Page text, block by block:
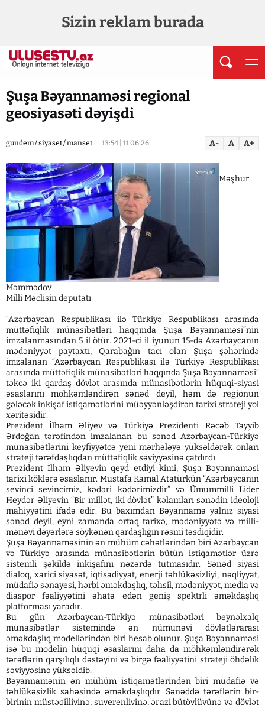
Sizin reklam burada
Şuşa Bəyannaməsi regional
geosiyasəti dəyişdi
gundem / siyaset / manset 13:54 | 11.06.26 A- A A+
Məşhur
Məmmədov
Milli Məclisin deputatı
“Azərbaycan Respublikası ilə Türkiyə Respublikası arasında
müttəfiqlik münasibətləri haqqında Şuşa Bəyannaməsi”nin
imzalanmasından 5 il ötür. 2021-ci il iyunun 15-də Azərbaycanın
mədəniyyət paytaxtı, Qarabağın tacı olan Şuşa şəhərində
imzalanan “Azərbaycan Respublikası ilə Türkiyə Respublikası
arasında müttəfiqlik münasibətləri haqqında Şuşa Bəyannaməsi”
təkcə iki qardaş dövlət arasında münasibətlərin hüquqi-siyasi
əsaslarını möhkəmləndirən sənəd deyil, həm də regionun
gələcək inkişaf istiqamətlərini müəyyənləşdirən tarixi strateji yol
xəritəsidir.
Prezident İlham Əliyev və Türkiyə Prezidenti Rəcəb Tayyib
Ərdoğan tərəfindən imzalanan bu sənəd Azərbaycan-Türkiyə
münasibətlərini keyfiyyətcə yeni mərhələyə yüksəldərək onları
strateji tərəfdaşlıqdan müttəfiqlik səviyyəsinə çatdırdı.
Prezident İlham Əliyevin qeyd etdiyi kimi, Şuşa Bəyannaməsi
tarixi köklərə əsaslanır. Mustafa Kamal Atatürkün “Azərbaycanın
sevinci sevincimiz, kədəri kədərimizdir” və Ümummilli Lider
Heydər Əliyevin “Bir millət, iki dövlət” kəlamları sənədin ideoloji
mahiyyətini ifadə edir. Bu baxımdan Bəyannamə yalnız siyasi
sənəd deyil, eyni zamanda ortaq tarixə, mədəniyyətə və milli-
mənəvi dəyərlərə söykənən qardaşlığın rəsmi təsdiqidir.
Şuşa Bəyannaməsinin ən mühüm cəhətlərindən biri Azərbaycan
və Türkiyə arasında münasibətlərin bütün istiqamətlər üzrə
sistemli şəkildə inkişafını nəzərdə tutmasıdır. Sənəd siyasi
dialoq, xarici siyasət, iqtisadiyyat, enerji təhlükəsizliyi, nəqliyyat,
müdafiə sənayesi, hərbi əməkdaşlıq, təhsil, mədəniyyət, media və
diaspor fəaliyyətini əhatə edən geniş spektrli əməkdaşlıq
platforması yaradır.
Bu gün Azərbaycan-Türkiyə münasibətləri beynəlxalq
münasibətlər sistemində ən nümunəvi dövlətlərarası
əməkdaşlıq modellərindən biri hesab olunur. Şuşa Bəyannaməsi
isə bu modelin hüquqi əsaslarını daha da möhkəmləndirərək
tərəflərin qarşılıqlı dəstəyini və birgə fəaliyyətini strateji öhdəlik
səviyyəsinə yüksəldib.
Bəyannamənin ən mühüm istiqamətlərindən biri müdafiə və
təhlükəsizlik sahəsində əməkdaşlıqdır. Sənəddə tərəflərin bir-
birinin müstəqilliyinə, suverenliyinə, ərazi bütövlüyünə və dövlət